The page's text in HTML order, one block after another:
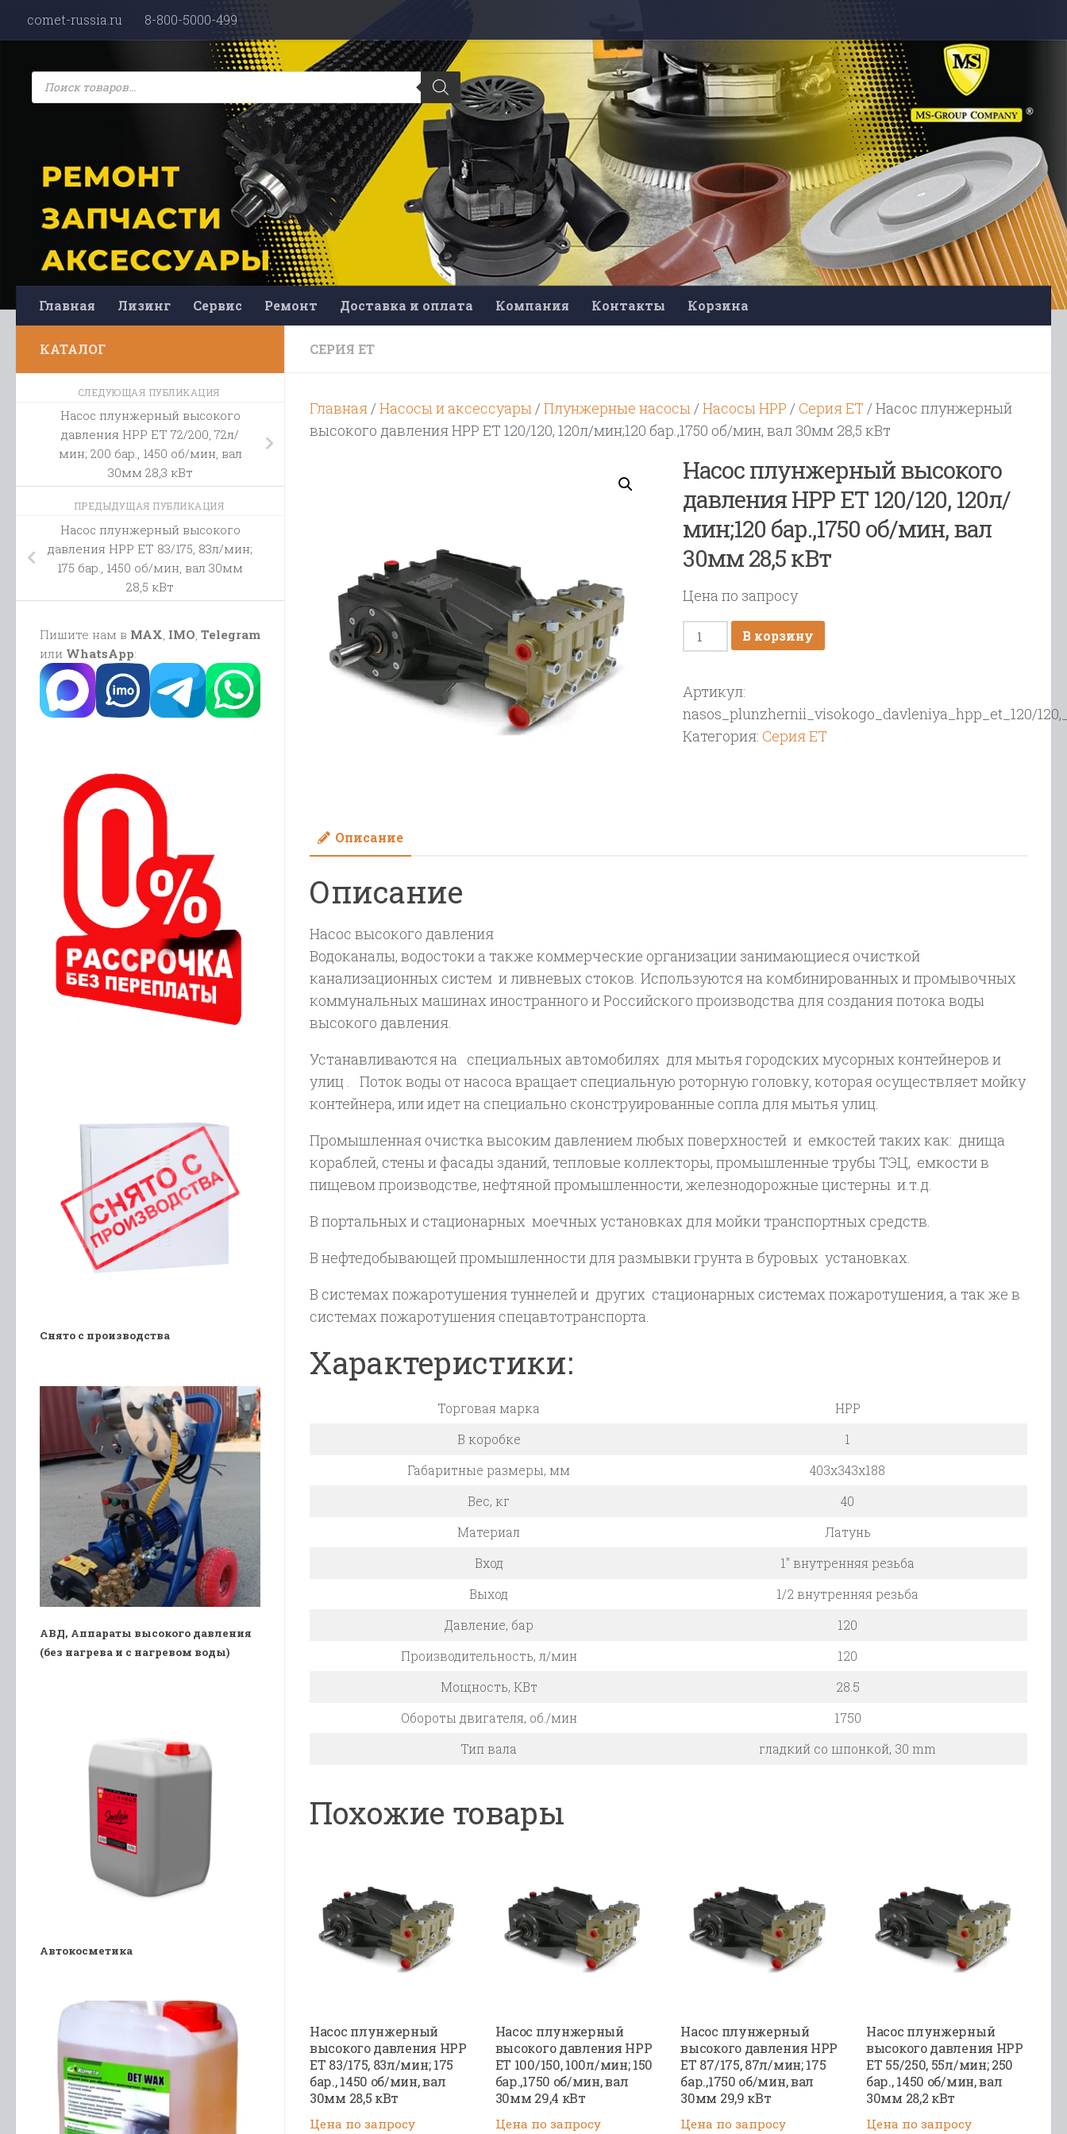
Перейти к содержимому
comet-russia.ru 8-800-5000-499
Поиск
товаров
Главная Лизинг Сервис Ремонт Доставка и оплата Компания Контакты Корзина
СЕРИЯ ET
Главная / Насосы и аксессуары / Плунжерные насосы / Насосы HPP / Серия ET / Насос плунжерный
высокого давления HPP ET 120/120, 120л/мин;120 бар.,1750 об/мин, вал 30мм 28,5 кВт
Насос плунжерный высокого
давления HPP ET 120/120, 120л/
мин;120 бар.,1750 об/мин, вал
30мм 28,5 кВт
Цена по запросу
Количество
товара
плунжерный
высокого
давления
30мм
28,5
кВт
В корзину
Артикул:
nasos_plunzhernii_visokogo_davleniya_hpp_et_120/
Категория: Серия ET
Описание
Описание
Насос высокого давления
Водоканалы, водостоки а также коммерческие организации занимающиеся очисткой
канализационных систем и ливневых стоков. Используются на комбинированных и промывочных
коммунальных машинах иностранного и Российского производства для создания потока воды
высокого давления.
Устанавливаются на специальных автомобилях для мытья городских мусорных контейнеров и
улиц . Поток воды от насоса вращает специальную роторную головку, которая осуществляет мойку
контейнера, или идет на специально сконструированные сопла для мытья улиц.
Промышленная очистка высоким давлением любых поверхностей и емкостей таких как: днища
кораблей, стены и фасады зданий, тепловые коллекторы, промышленные трубы ТЭЦ, емкости в
пищевом производстве, нефтяной промышленности, железнодорожные цистерны и.т.д.
В портальных и стационарных моечных установках для мойки транспортных средств.
В нефтедобывающей промышленности для размывки грунта в буровых установках.
В системах пожаротушения туннелей и других стационарных системах пожаротушения, а так же в
системах пожаротушения спецавтотранспорта.
Характеристики:
Торговая марка
HPP
В коробке
1
Габаритные размеры, мм
403x343x188
Вес, кг
40
Материал
Латунь
Вход
1″ внутренняя резьба
Выход
1/2 внутренняя резьба
Давление, бар
120
Производительность, л/мин
120
Мощность, КВт
28.5
Обороты двигателя, об./мин
1750
Тип вала
гладкий со шпонкой, 30 mm
Похожие товары
Насос плунжерный
высокого давления HPP
ET 83/175, 83л/мин; 175
бар., 1450 об/мин, вал
30мм 28,5 кВт
Цена по запросу
Насос плунжерный
высокого давления HPP
ET 100/150, 100л/мин; 150
бар.,1750 об/мин, вал
30мм 29,4 кВт
Цена по запросу
Насос плунжерный
высокого давления HPP
ET 87/175, 87л/мин; 175
бар.,1750 об/мин, вал
30мм 29,9 кВт
Цена по запросу
Насос плунжерный
высокого давления HPP
ET 55/250, 55л/мин; 250
бар., 1450 об/мин, вал
30мм 28,2 кВт
Цена по запросу
КАТАЛОГ
СЛЕДУЮЩАЯ ПУБЛИКАЦИЯ
Насос плунжерный высокого
давления HPP ET 72/200, 72л/
мин; 200 бар., 1450 об/мин, вал
30мм 28,3 кВт
ПРЕДЫДУЩАЯ ПУБЛИКАЦИЯ
Насос плунжерный высокого
давления HPP ET 83/175, 83л/мин;
175 бар., 1450 об/мин, вал 30мм
28,5 кВт
Пишите нам в MAX IMO Telegram
или WhatsApp:
Снято с производства
АВД, Аппараты высокого давления
(без нагрева и с нагревом воды)
Автокосметика